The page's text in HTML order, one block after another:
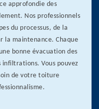
approfondie des
Nos professionnels
du processus, de la
la maintenance. Chaque
bonne évacuation des
Vous pouvez
de votre toiture